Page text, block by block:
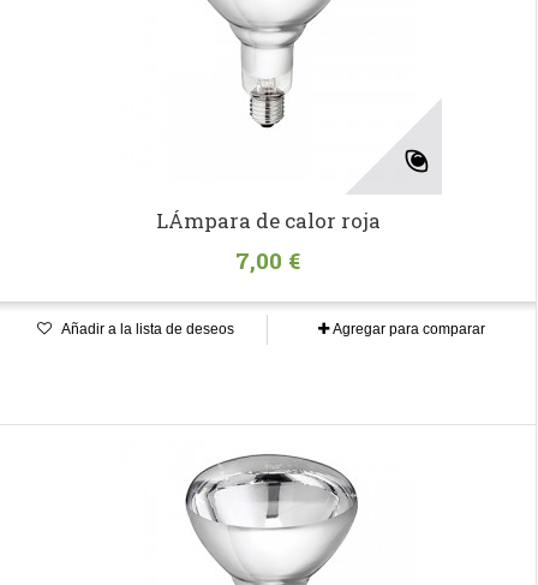
LÁmpara de calor roja
7,00 €
Añadir a la lista de deseos Agregar para comparar